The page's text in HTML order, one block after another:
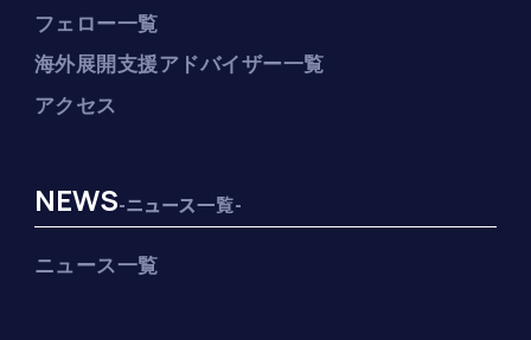
フェロー一覧
海外展開支援アドバイザー一覧
アクセス
NEWS-ニュース一覧-
ニュース一覧